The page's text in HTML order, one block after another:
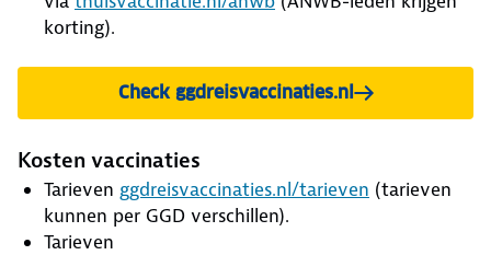
korting).
Check ggdreisvaccinaties.nl
Kosten vaccinaties
Tarieven ggdreisvaccinaties.nl/tarieven (tarieven
kunnen per GGD verschillen).
Tarieven